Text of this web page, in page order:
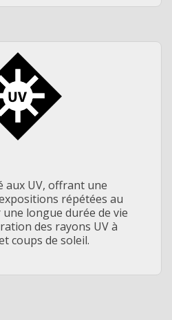
aux UV, offrant une
répétées au
longue durée de vie
des rayons UV à
coups de soleil.